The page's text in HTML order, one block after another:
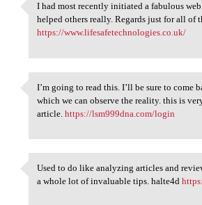
I had most recently initiated
I had most recently initiated a fabulous
helped others really. Regards just for all of
https://www.lifesafetechnologies.co.uk/
I’m going to read this. I’ll
I’m going to read this. I’ll be sure to
which we can observe the reality. this is
article.https://lsm999dna.com/login
Used to do like analyzing
Used to do like analyzing articles and
a whole lot of invaluable tips. halte4d